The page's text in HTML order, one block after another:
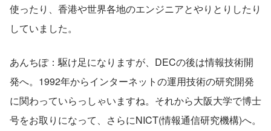
使ったり、香港や世界各地のエンジニアとやりとりしたり
していました。
あんちぽ：駆け足になりますが、DECの後は情報技術開
発へ。1992年からインターネットの運用技術の研究開発
に関わっていらっしゃいますね。それから大阪大学で博士
号をお取りになって、さらにNICT(情報通信研究機構)へ。